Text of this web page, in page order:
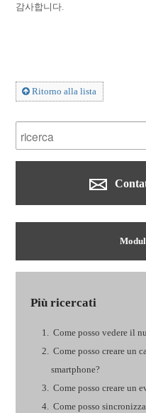
감사합니다.
Ritorno alla lista
Più ricercati
Come posso vedere il
Come posso creare un
smartphone?
Come posso creare un
Come posso